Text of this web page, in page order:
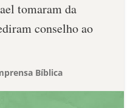
tomaram da
conselho ao
Bíblica